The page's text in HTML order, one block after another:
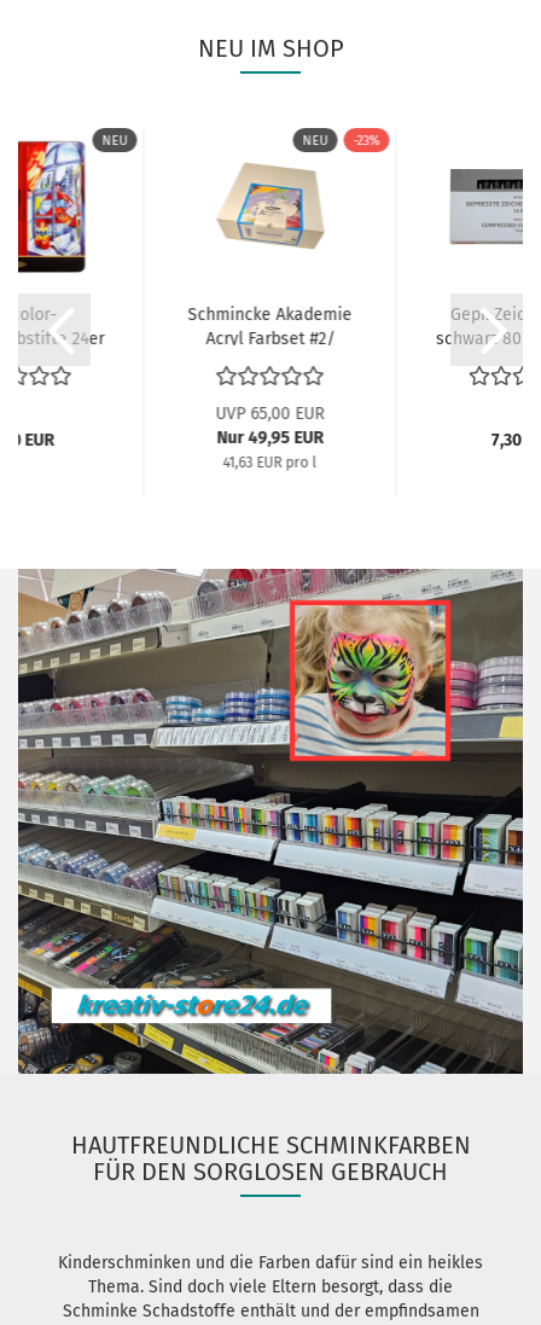
NEU IM SHOP
NEU
24er
im...
EUR
NEU -23%
Schmincke Akademie
Acryl Farbset #2/
10x120ml...
UVP 65,00 EUR
Nur 49,95 EUR
41,63 EUR pro l
Gepr.
schwarz
7,30
HAUTFREUNDLICHE SCHMINKFARBEN
FÜR DEN SORGLOSEN GEBRAUCH
Kinderschminken und die Farben dafür sind ein heikles
Thema. Sind doch viele Eltern besorgt, dass die
Schminke Schadstoffe enthält und der empfindsamen